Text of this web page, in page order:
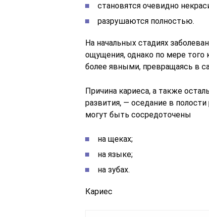
становятся очевидно
разрушаются полностью.
На начальных стадиях
ощущения, однако по мере того
более явными, превращаясь в
Причина кариеса, а также
развития, — оседание в
могут быть сосредоточены
на щеках;
на языке;
на зубах.
Кариес